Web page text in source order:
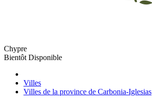
Chypre
Bientôt Disponible
Villes
Villes de la province de Carbonia-Iglesias